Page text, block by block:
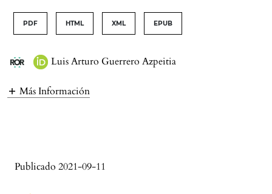
PDF HTML XML EPUB
Luis Arturo Guerrero Azpeitia
Más Información
Publicado 2021-09-11